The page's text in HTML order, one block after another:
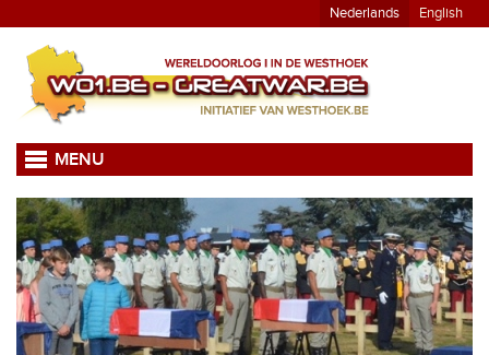
Nederlands English
MENU